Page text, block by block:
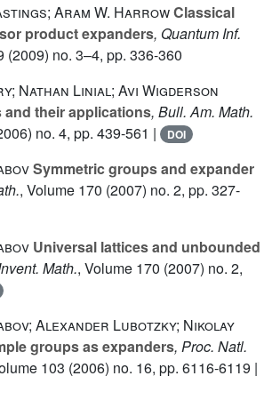
Aram W. HarrowClassical
product expanders, Quantum Inf.
(2009) no. 3–4, pp. 336-360
Nathan Linial; Avi Wigderson
and their applications, Bull. Am. Math.
no. 4, pp. 439-561 | DOI
Symmetric groups and expander
, Volume 170 (2007) no. 2, pp. 327-
Universal lattices and unbounded
Math., Volume 170 (2007) no. 2,
Alexander Lubotzky; Nikolay
groups as expanders, Proc. Natl.
103 (2006) no. 16, pp. 6116-6119 |